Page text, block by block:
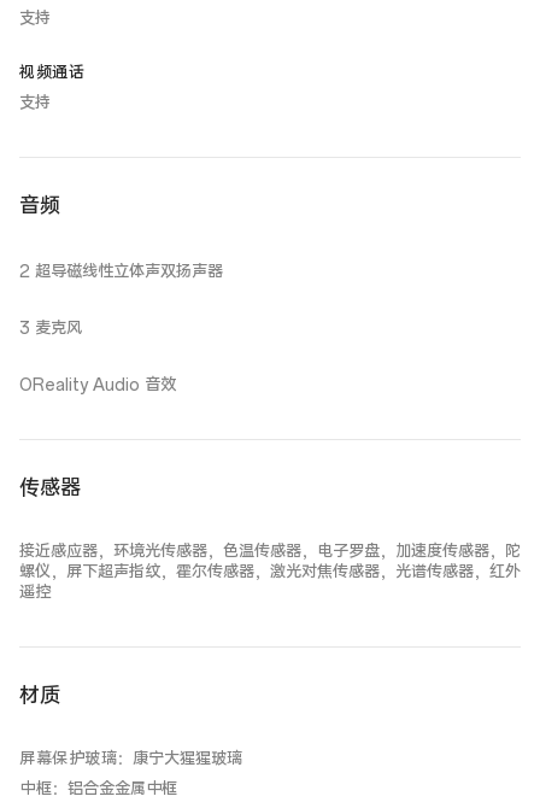
支持
视频通话
支持
音频
2 超导磁线性立体声双扬声器
3 麦克风
OReality Audio 音效
传感器
接近感应器，环境光传感器，色温传感器，电子罗盘，加速度传感器，陀
螺仪，屏下超声指纹，霍尔传感器，激光对焦传感器，光谱传感器，红外
遥控
材质
屏幕保护玻璃： 康宁大猩猩玻璃
中框： 铝合金金属中框